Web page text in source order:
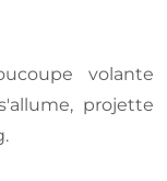
volante
projette